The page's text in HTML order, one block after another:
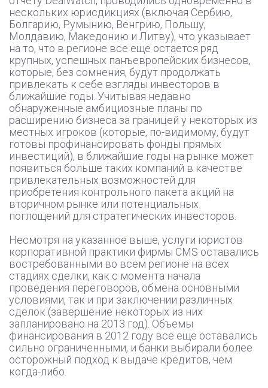
нескольких юрисдикциях (включая Сербию,
Болгарию, Румынию, Венгрию, Польшу,
Молдавию, Македонию и Литву), что указывает
на то, что в регионе все еще остается ряд
крупных, успешных панъевропейских бизнесов,
которые, без сомнения, будут продолжать
привлекать к себе взгляды инвесторов в
ближайшие годы. Учитывая недавно
обнаруженные амбициозные планы по
расширению бизнеса за границей у некоторых из
местных игроков (которые, по-видимому, будут
готовы профинансировать фонды прямых
инвестиций), в ближайшие годы на рынке может
появиться больше таких компаний в качестве
привлекательных возможностей для
приобретения контрольного пакета акций на
вторичном рынке или потенциальных
поглощений для стратегических инвесторов.
Несмотря на указанное выше, услуги юристов
корпоративной практики фирмы CMS оставались
востребованными во всем регионе на всех
стадиях сделки, как с момента начала
проведения переговоров, обмена основными
условиями, так и при заключении различных
сделок (завершение некоторых из них
запланировано на 2013 год). Объемы
финансирования в 2012 году все еще оставались
сильно ограниченными, и банки выбирали более
осторожный подход к выдаче кредитов, чем
когда-либо.